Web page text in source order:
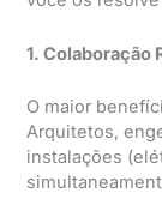
1. Colaboração
O maior
Arquitetos,
instalações